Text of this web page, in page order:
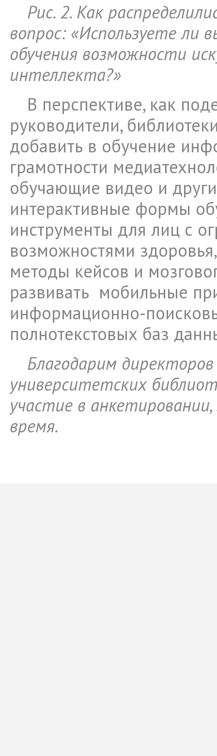
Рис. 2. Как
вопрос: «Используете ли
обучения возможности
интеллекта?»
В перспективе, как
руководители,
добавить в обучение
грамотности
обучающие видео и
интерактивные формы
инструменты для лиц с
возможностями
методы кейсов и
развивать мобильные
информационно-
полнотекстовых баз
Благодарим директоров
университетских
участие в анкетировании,
время.